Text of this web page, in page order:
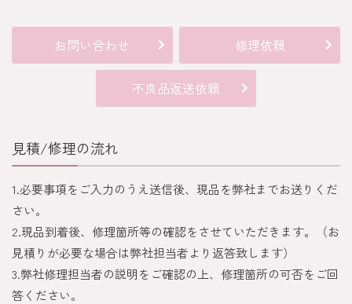
お問い合わせ 修理依頼
不良品返送依頼
見積/修理の流れ
1.必要事項をご入力のうえ送信後、現品を弊社までお送りくだ
さい。
2.現品到着後、修理箇所等の確認をさせていただきます。（お
見積りが必要な場合は弊社担当者より返答致します）
3.弊社修理担当者の説明をご確認の上、修理箇所の可否をご回
答ください。